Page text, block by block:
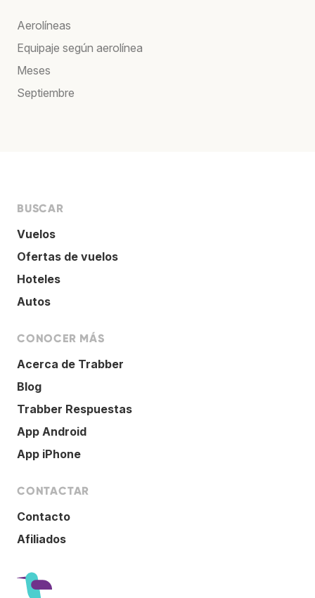
Aerolíneas
Equipaje según aerolínea
Meses
Septiembre
BUSCAR
Vuelos
Ofertas de vuelos
Hoteles
Autos
CONOCER MÁS
Acerca de Trabber
Blog
Trabber Respuestas
App Android
App iPhone
CONTACTAR
Contacto
Afiliados